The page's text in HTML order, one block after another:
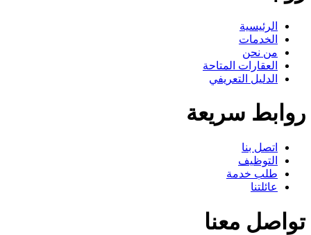
الرئيسية
الخدمات
من نحن
العقارات المتاحة
الدليل التعريفي
روابط سريعة
اتصل بنا
التوظيف
طلب خدمة
عائلتنا
تواصل معنا